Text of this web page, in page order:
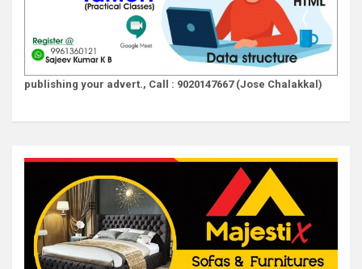
publishing your advert., Call : 9020147667 (Jose Chalakkal)